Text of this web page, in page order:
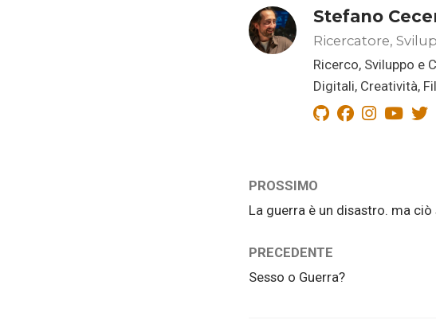
Stefano
Ricercatore,
Ricerco, Sviluppo e
Digitali, Creatività,
PROSSIMO
La guerra è un disastro. ma
PRECEDENTE
Sesso o Guerra?